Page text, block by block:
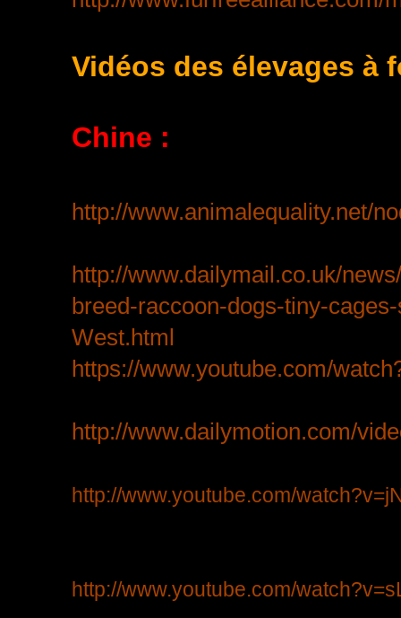
Vidéos des élevages à
Chine :
http://www.animalequality.net/
http://www.dailymail.co.uk/
breed-raccoon-dogs-tiny-
West.html
https://www.youtube.com/
http://www.dailymotion.com/
http://www.youtube.com/
http://www.youtube.com/